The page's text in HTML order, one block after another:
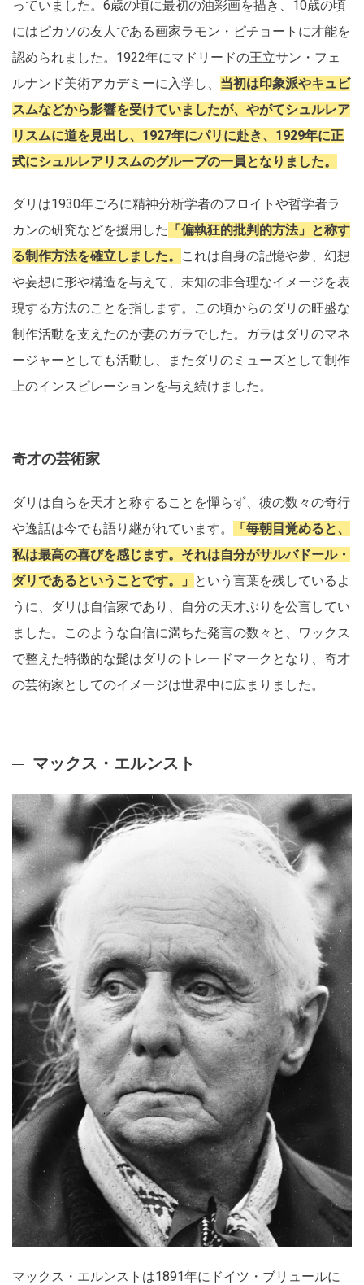
っていました。6歳の頃に最初の油彩画を描き、10歳の頃
にはピカソの友人である画家ラモン・ピチョートに才能を
認められました。1922年にマドリードの王立サン・フェ
ルナンド美術アカデミーに入学し、 当初は印象派やキュビ
スムなどから影響を受けていましたが、やがてシュルレア
リスムに道を見出し、1927年にパリに赴き、1929年に正
式にシュルレアリスムのグループの一員となりました。
ダリは1930年ごろに精神分析学者のフロイトや哲学者ラ
カンの研究などを援用した 「偏執狂的批判的方法」と称す
る制作方法を確立しました。
これは自身の記憶や夢、幻想
や妄想に形や構造を与えて、未知の非合理なイメージを表
現する方法のことを指します。この頃からのダリの旺盛な
制作活動を支えたのが妻のガラでした。ガラはダリのマネ
ージャーとしても活動し、またダリのミューズとして制作
上のインスピレーションを与え続けました。
奇才の芸術家
ダリは自らを天才と称することを憚らず、彼の数々の奇行
や逸話は今でも語り継がれています。
「毎朝目覚めると、
私は最高の喜びを感じます。それは自分がサルバドール・
ダリであるということです。」 という言葉を残しているよ
うに、ダリは自信家であり、自分の天才ぶりを公言してい
ました。このような自信に満ちた発言の数々と、ワックス
で整えた特徴的な髭はダリのトレードマークとなり、奇才
の芸術家としてのイメージは世界中に広まりました。
マックス・エルンスト
マックス・エルンストは1891年にドイツ・ブリュールに